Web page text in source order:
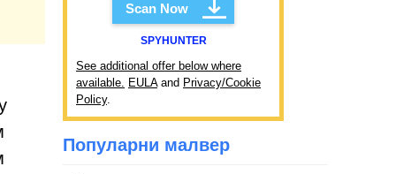
Scan Now
SPYHUNTER
See additional offer below where
available. EULAand Privacy/Cookie
Policy.
Популарни малвер